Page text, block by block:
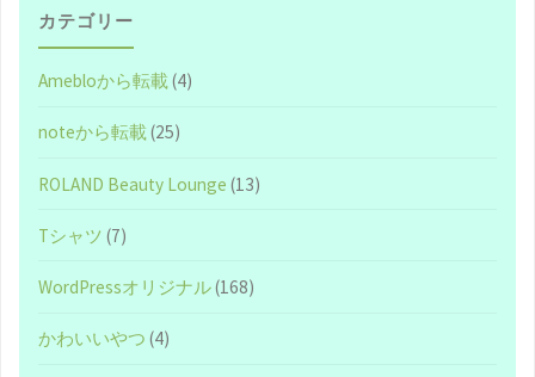
カテゴリー
Amebloから転載(4)
noteから転載(25)
ROLAND Beauty Lounge (13)
Tシャツ (7)
WordPressオリジナル(168)
かわいいやつ (4)